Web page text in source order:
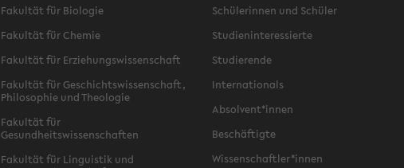
Fakultät für Biologie
Fakultät für Chemie
Fakultät für Erziehungswissenschaft
Fakultät für Geschichtswissenschaft,
Philosophie und Theologie
Fakultät für
Gesundheitswissenschaften
Fakultät für Linguistik und
Schülerinnen und Schüler
Studieninteressierte
Studierende
Internationals
Absolvent*innen
Beschäftigte
Wissenschaftler*innen